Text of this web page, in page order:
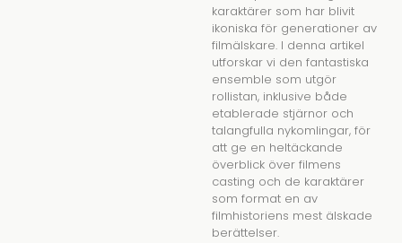
karaktärer som har blivit
ikoniska för generationer av
filmälskare. I denna artikel
utforskar vi den fantastiska
ensemble som utgör
rollistan, inklusive både
etablerade stjärnor och
talangfulla nykomlingar, för
att ge en heltäckande
överblick över filmens
casting och de karaktärer
som format en av
filmhistoriens mest älskade
berättelser.